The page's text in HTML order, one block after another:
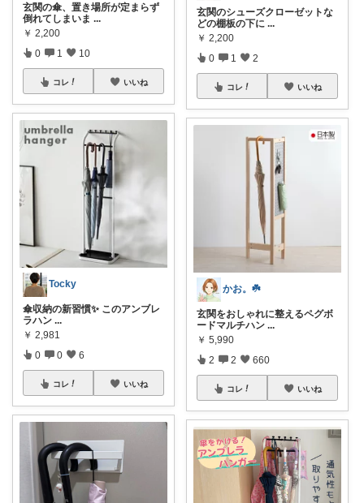
玄関の傘、置き場所が定まらず
倒れてしまいま ...
￥ 2,200
0 1 10
コレ いいね
Tocky
傘収納の新習慣✨ このアンブレ
ラハン ...
￥ 2,981
0 0 6
コレ いいね
玄関のシューズクローゼットな
どの棚板の下に ...
￥ 2,200
0 1 2
コレ いいね
かお。☘️
玄関をおしゃれに整えるペグボ
ードマルチハン ...
￥ 5,990
2 2 660
コレ いいね